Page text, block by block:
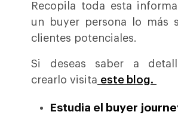
Recopila toda esta
un buyer persona lo más
clientes potenciales.
Si deseas saber a
crearlo visita este blog.
Estudia el buyer